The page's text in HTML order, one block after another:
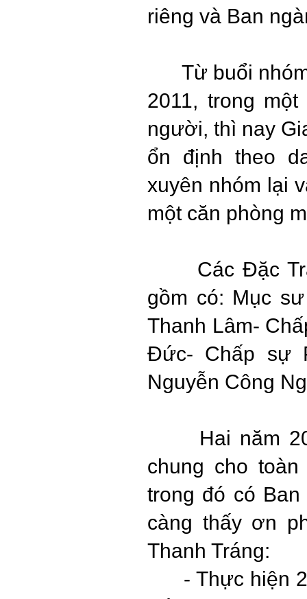
riêng và Ban
Từ buổi nhóm
2011, trong
người, thì nay
ổn định theo
xuyên nhóm lại
một căn phòng
Các Đặc
gồm có: Mục
Thanh Lâm-
Đức- Chấp sự
Nguyễn Công
Hai năm
chung cho
trong đó có Ban
càng thấy ơn
Thanh Tráng:
-Thực hiện